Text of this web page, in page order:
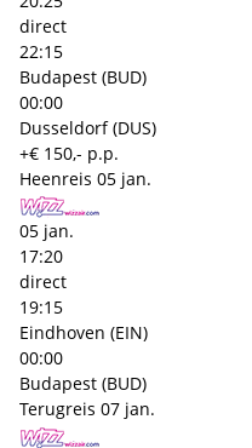
direct
22:15
Budapest (BUD)
00:00
Dusseldorf (DUS)
+€ 150,- p.p.
Heenreis 05 jan.
05 jan.
17:20
direct
19:15
Eindhoven (EIN)
00:00
Budapest (BUD)
Terugreis 07 jan.